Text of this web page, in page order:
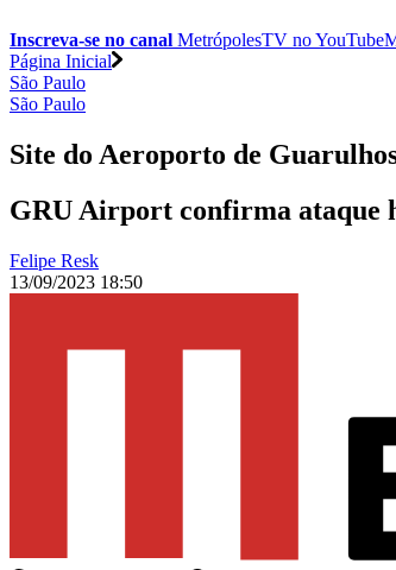
Inscreva-se no canal MetrópolesTV noYouTube
Página Inicial
São Paulo
São Paulo
Site do Aeroporto de
GRU Airport confirma ataque
Felipe Resk
13/09/2023 18:50